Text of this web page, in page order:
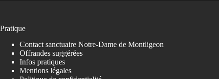
Pratique
Contact sanctuaire Notre-Dame de Montligeon
Offrandes suggérées
Infos pratiques
Mentions légales